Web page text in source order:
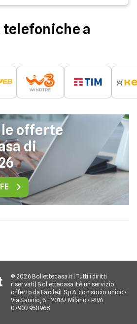
telefoniche a
offerte
di
© 2026 Bollettecasa.it | Tutti i diritti
riservati | Bollettecasa.it è un servizio
offerto da Facile.it S.p.A. con socio unico •
Via Sannio, 3 - 20137 Milano • P.IVA
07902950968